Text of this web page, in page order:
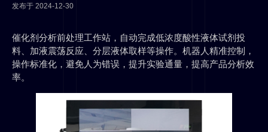
发布于 2024-12-30
催化剂分析前处理工作站，自动完成低浓度酸性液体试剂投
料、加液震荡反应、分层液体取样等操作。机器人精准控制，
操作标准化，避免人为错误，提升实验通量，提高产品分析效
率。